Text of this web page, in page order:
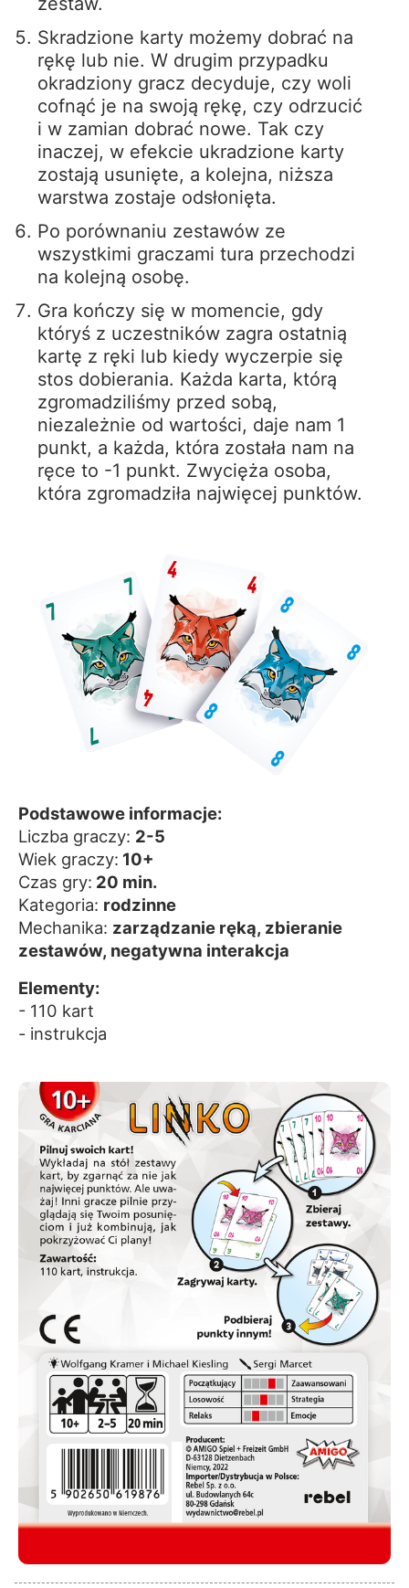
Skradzione karty możemy dobrać na
rękę lub nie. W drugim przypadku
okradziony gracz decyduje, czy woli
cofnąć je na swoją rękę, czy odrzucić
i w zamian dobrać nowe. Tak czy
inaczej, w efekcie ukradzione karty
zostają usunięte, a kolejna, niższa
warstwa zostaje odsłonięta.
Po porównaniu zestawów ze
wszystkimi graczami tura przechodzi
na kolejną osobę.
Gra kończy się w momencie, gdy
któryś z uczestników zagra ostatnią
kartę z ręki lub kiedy wyczerpie się
stos dobierania. Każda karta, którą
zgromadziliśmy przed sobą,
niezależnie od wartości, daje nam 1
punkt, a każda, która została nam na
ręce to -1 punkt. Zwycięża osoba,
która zgromadziła najwięcej punktów.
Podstawowe informacje:
Liczba graczy: 2-5
Wiek graczy: 10+
Czas gry: 20 min.
Kategoria: rodzinne
Mechanika: zarządzanie ręką, zbieranie
zestawów, negatywna interakcja
Elementy:
- 110 kart
- instrukcja